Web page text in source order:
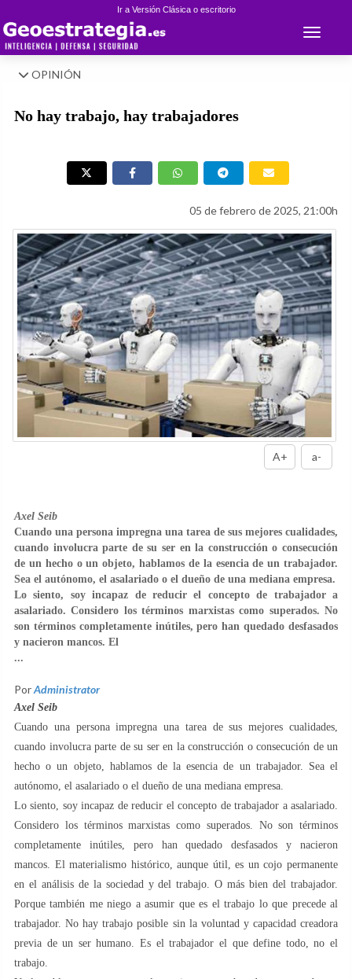
Ir a Versión Clásica o escritorio
Toggle
OPINIÓN
No hay trabajo, hay trabajadores
05 de febrero de 2025, 21:00h
A+ a-
Axel Seib
Cuando una persona impregna una tarea de sus mejores cualidades,
cuando involucra parte de su ser en la construcción o consecución
de un hecho o un objeto, hablamos de la esencia de un trabajador.
Sea el autónomo, el asalariado o el dueño de una mediana empresa.
Lo siento, soy incapaz de reducir el concepto de trabajador a
asalariado. Considero los términos marxistas como superados. No
son términos completamente inútiles, pero han quedado desfasados
y nacieron mancos. El
...
PorAdministrator
Axel Seib
Cuando una persona impregna una tarea de sus mejores cualidades,
cuando involucra parte de su ser en la construcción o consecución de un
hecho o un objeto, hablamos de la esencia de un trabajador. Sea el
autónomo, el asalariado o el dueño de una mediana empresa.
Lo siento, soy incapaz de reducir el concepto de trabajador a asalariado.
Considero los términos marxistas como superados. No son términos
completamente inútiles, pero han quedado desfasados y nacieron
mancos. El materialismo histórico, aunque útil, es un cojo permanente
en el análisis de la sociedad y del trabajo. O más bien del trabajador.
Porque también me niego a asumir que es el trabajo lo que precede al
trabajador. No hay trabajo posible sin la voluntad y capacidad creadora
previa de un ser humano. Es el trabajador el que define todo, no el
trabajo.